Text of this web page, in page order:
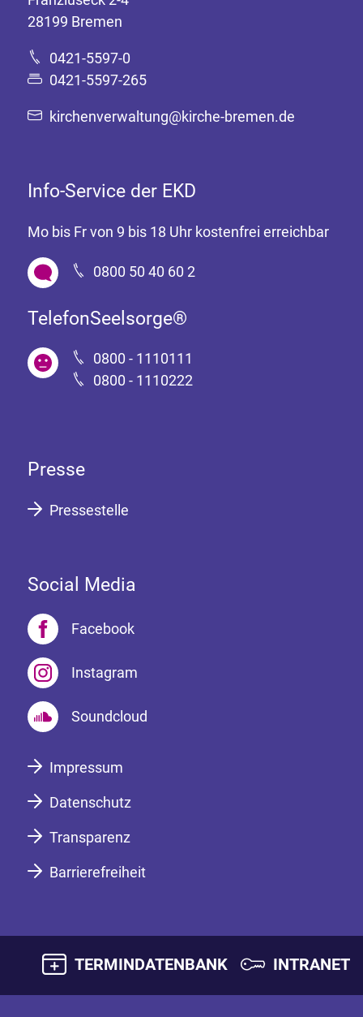
28199 Bremen
0421-5597-0
0421-5597-265
kirchenverwaltung@kirche-bremen.de
Info-Service der EKD
Mo bis Fr von 9 bis 18 Uhr kostenfrei erreichbar
0800 50 40 60 2
TelefonSeelsorge®
0800 - 1110111
0800 - 1110222
Presse
Pressestelle
Social Media
Facebook
Instagram
Soundcloud
Impressum
Datenschutz
Transparenz
Barrierefreiheit
TERMINDATENBANK INTRANET